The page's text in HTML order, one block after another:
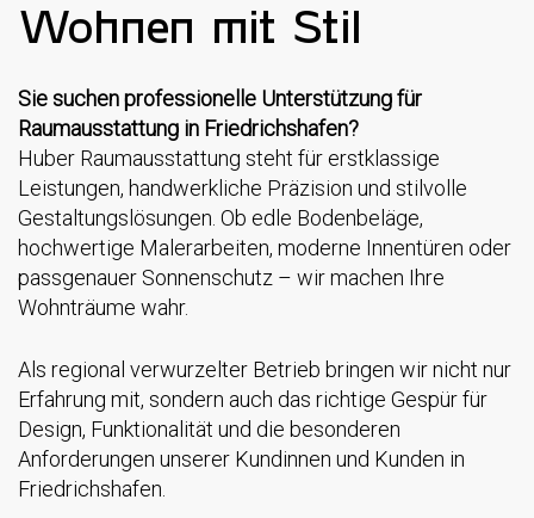
Wohnen mit Stil
Sie suchen professionelle Unterstützung für
Raumausstattung in Friedrichshafen?
Huber Raumausstattung steht für erstklassige
Leistungen, handwerkliche Präzision und stilvolle
Gestaltungslösungen. Ob edle Bodenbeläge,
hochwertige Malerarbeiten, moderne Innentüren oder
passgenauer Sonnenschutz – wir machen Ihre
Wohnträume wahr.
Als regional verwurzelter Betrieb bringen wir nicht nur
Erfahrung mit, sondern auch das richtige Gespür für
Design, Funktionalität und die besonderen
Anforderungen unserer Kundinnen und Kunden in
Friedrichshafen.